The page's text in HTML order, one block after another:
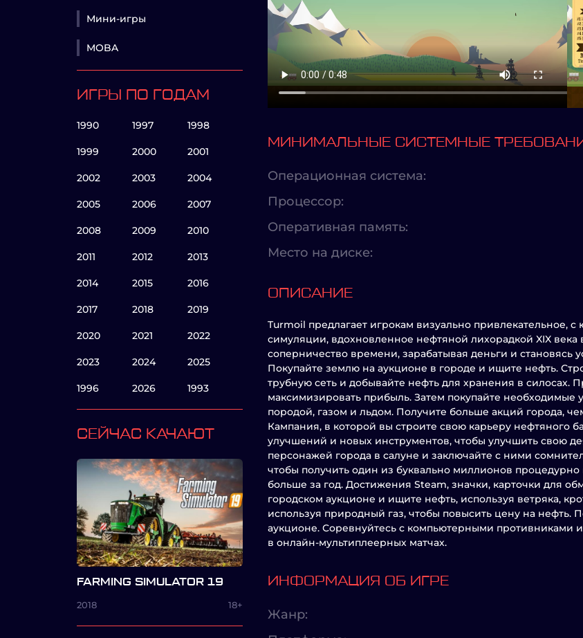
Мини-игры
MOBA
ИГРЫ ПО ГОДАМ
1990 1997 1998
1999 2000 2001
2002 2003 2004
2005 2006 2007
2008 2009 2010
2011 2012 2013
2014 2015 2016
2017 2018 2019
2020 2021 2022
2023 2024 2025
1996 2026 1993
СЕЙЧАС КАЧАЮТ
FARMING SIMULATOR 19
2018 18+
МИНИМАЛЬНЫЕ СИСТЕМНЫЕ
Операционная система:
Процессор:
Оперативная память:
Место на диске:
ОПИСАНИЕ
Turmoil предлагает игрокам визуально привлекательное,
симуляции, вдохновленное нефтяной лихорадкой XIX
соперничество времени, зарабатывая деньги и
Покупайте землю на аукционе в городе и ищите нефть.
трубную сеть и добывайте нефть для хранения в силосах.
максимизировать прибыль. Затем покупайте необходимые
породой, газом и льдом. Получите больше акций города,
Кампания, в которой вы строите свою карьеру нефтяного
улучшений и новых инструментов, чтобы улучшить свою
персонажей города в салуне и заключайте с ними
чтобы получить один из буквально миллионов
больше за год. Достижения Steam, значки, карточки для
городском аукционе и ищите нефть, используя ветряка,
используя природный газ, чтобы повысить цену на нефть.
аукционе. Соревнуйтесь с компьютерными противниками
в онлайн-мультиплеерных матчах.
ИНФОРМАЦИЯ ОБ ИГРЕ
Жанр: